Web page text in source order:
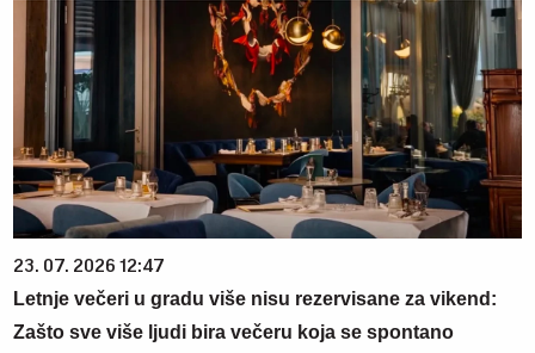
23. 07. 2026 12:47
Letnje večeri u gradu više nisu rezervisane za vikend:
Zašto sve više ljudi bira večeru koja se spontano